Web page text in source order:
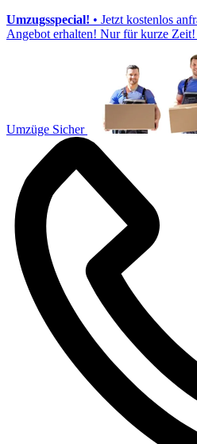
Umzugsspecial! • Jetzt kostenlos
Angebot erhalten! Nur für kurze Zeit!
Umzüge Sicher